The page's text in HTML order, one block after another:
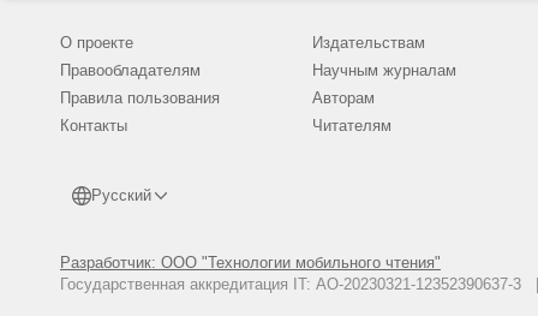
О проекте
Правообладателям
Правила пользования
Контакты
Русский
Разработчик: ООО "Технологии мобильного чтения"
Государственная аккредитация IT: АО-20230321-
Издательствам
Научным журналам
Авторам
Читателям